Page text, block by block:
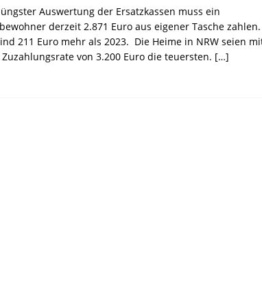
verzweifelten Angehörigen
ALLGEMEIN
im Deutschlandfunk
Auswertung der Ersatzkassen muss ein
derzeit 2.871 Euro aus eigener Tasche zahlen.
211 Euro mehr als 2023. Die Heime in NRW seien
von 3.200 Euro die teuersten. […]